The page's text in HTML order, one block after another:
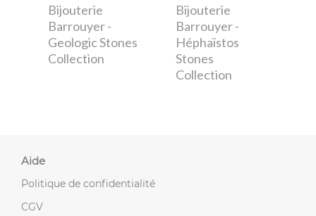
Bijouterie
Barrouyer-
Geologic Stones
Collection
Bijouterie
Barrouyer-
Héphaïstos
Stones
Collection
Aide
Politique de confidentialité
CGV